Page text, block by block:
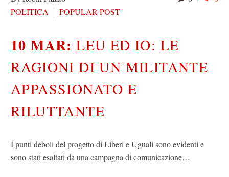
POLITICA
POPULAR POST
10 MAR:LEU ED IO: LE
RAGIONI DI UN MILITANTE
APPASSIONATO E
RILUTTANTE
I punti deboli del progetto di Liberi e Uguali sono evidenti e
sono stati esaltati da una campagna di comunicazione…